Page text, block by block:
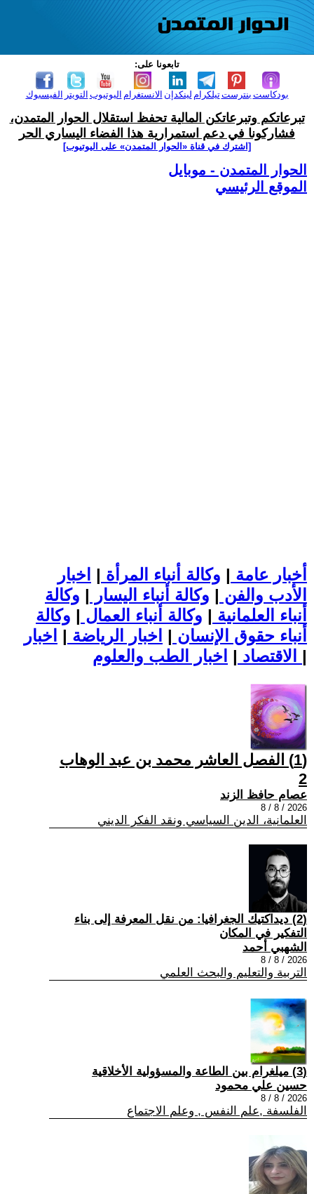
تابعونا على:
الفيسبوك التويتر اليوتيوب الانستغرام لينكدإن تيلكرامبنترست بودكاست
تبرعاتكم وتبرعاتكن المالية تحفظ استقلال الحوار المتمدن،
فشاركونا في دعم استمرارية هذا الفضاء اليساري الحر
[اشترك في قناة ‫«الحوار المتمدن» على اليوتيوب]
الحوار المتمدن - موبايل
الموقع الرئيسي
أخبار عامة | وكالة أنباء المرأة | اخبار
الأدب والفن | وكالة أنباء اليسار | وكالة
أنباء العلمانية | وكالة أنباء العمال | وكالة
أنباء حقوق الإنسان | اخبار الرياضة | اخبار
الاقتصاد | |
(1) الفصل العاشر محمد بن عبد الوهاب
2
عصام حافظ الزند
2026 / 8 / 8
العلمانية، الدين السياسي ونقد الفكر الديني
(2) ديداكتيك الجغرافيا: من نقل المعرفة إلى بناء
التفكير في المكان
الشهبي أحمد
2026 / 8 / 8
التربية والتعليم والبحث العلمي
(3) ميلغرام بين الطاعة والمسؤولية الأخلاقية
حسين علي محمود
2026 / 8 / 8
الفلسفة ,علم النفس , وعلم الاجتماع